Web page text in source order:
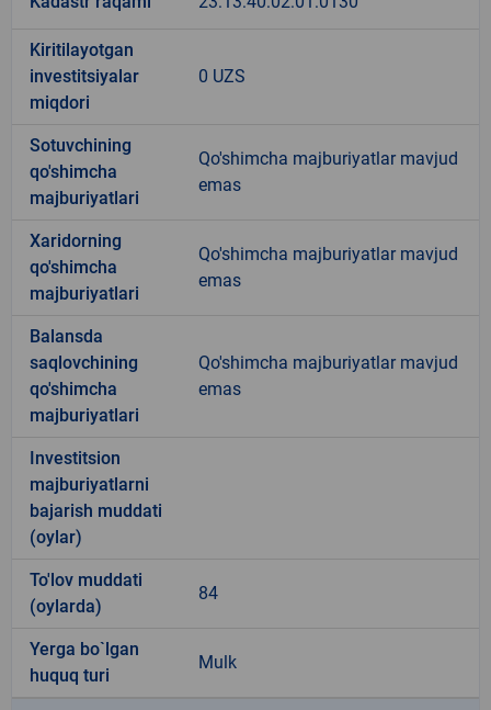
Kiritilayotgan
investitsiyalar
miqdori
0 UZS
Sotuvchining
qo'shimcha
majburiyatlari
Qo'shimcha majburiyatlar mavjud
emas
Xaridorning
qo'shimcha
majburiyatlari
Qo'shimcha majburiyatlar mavjud
emas
Balansda
saqlovchining
qo'shimcha
majburiyatlari
Qo'shimcha majburiyatlar mavjud
emas
Investitsion
majburiyatlarni
bajarish muddati
(oylar)
To'lov muddati
(oylarda)
84
Yerga bo`lgan
huquq turi
Mulk